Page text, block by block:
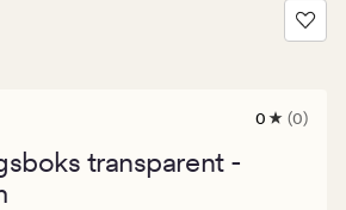
0
0 (0)
transparent -